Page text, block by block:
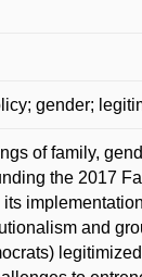
gender;
of family,
the 2017
and